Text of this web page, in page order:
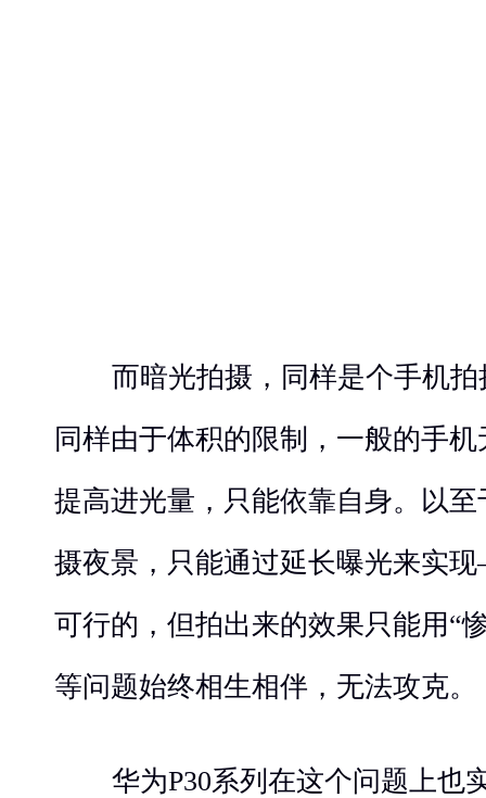
而暗光拍摄，同样是个手机
同样由于体积的限制，一般的手
提高进光量，只能依靠自身。以
摄夜景，只能通过延长曝光来实
可行的，但拍出来的效果只能用“
等问题始终相生相伴，无法攻克。
华为P30系列在这个问题上也